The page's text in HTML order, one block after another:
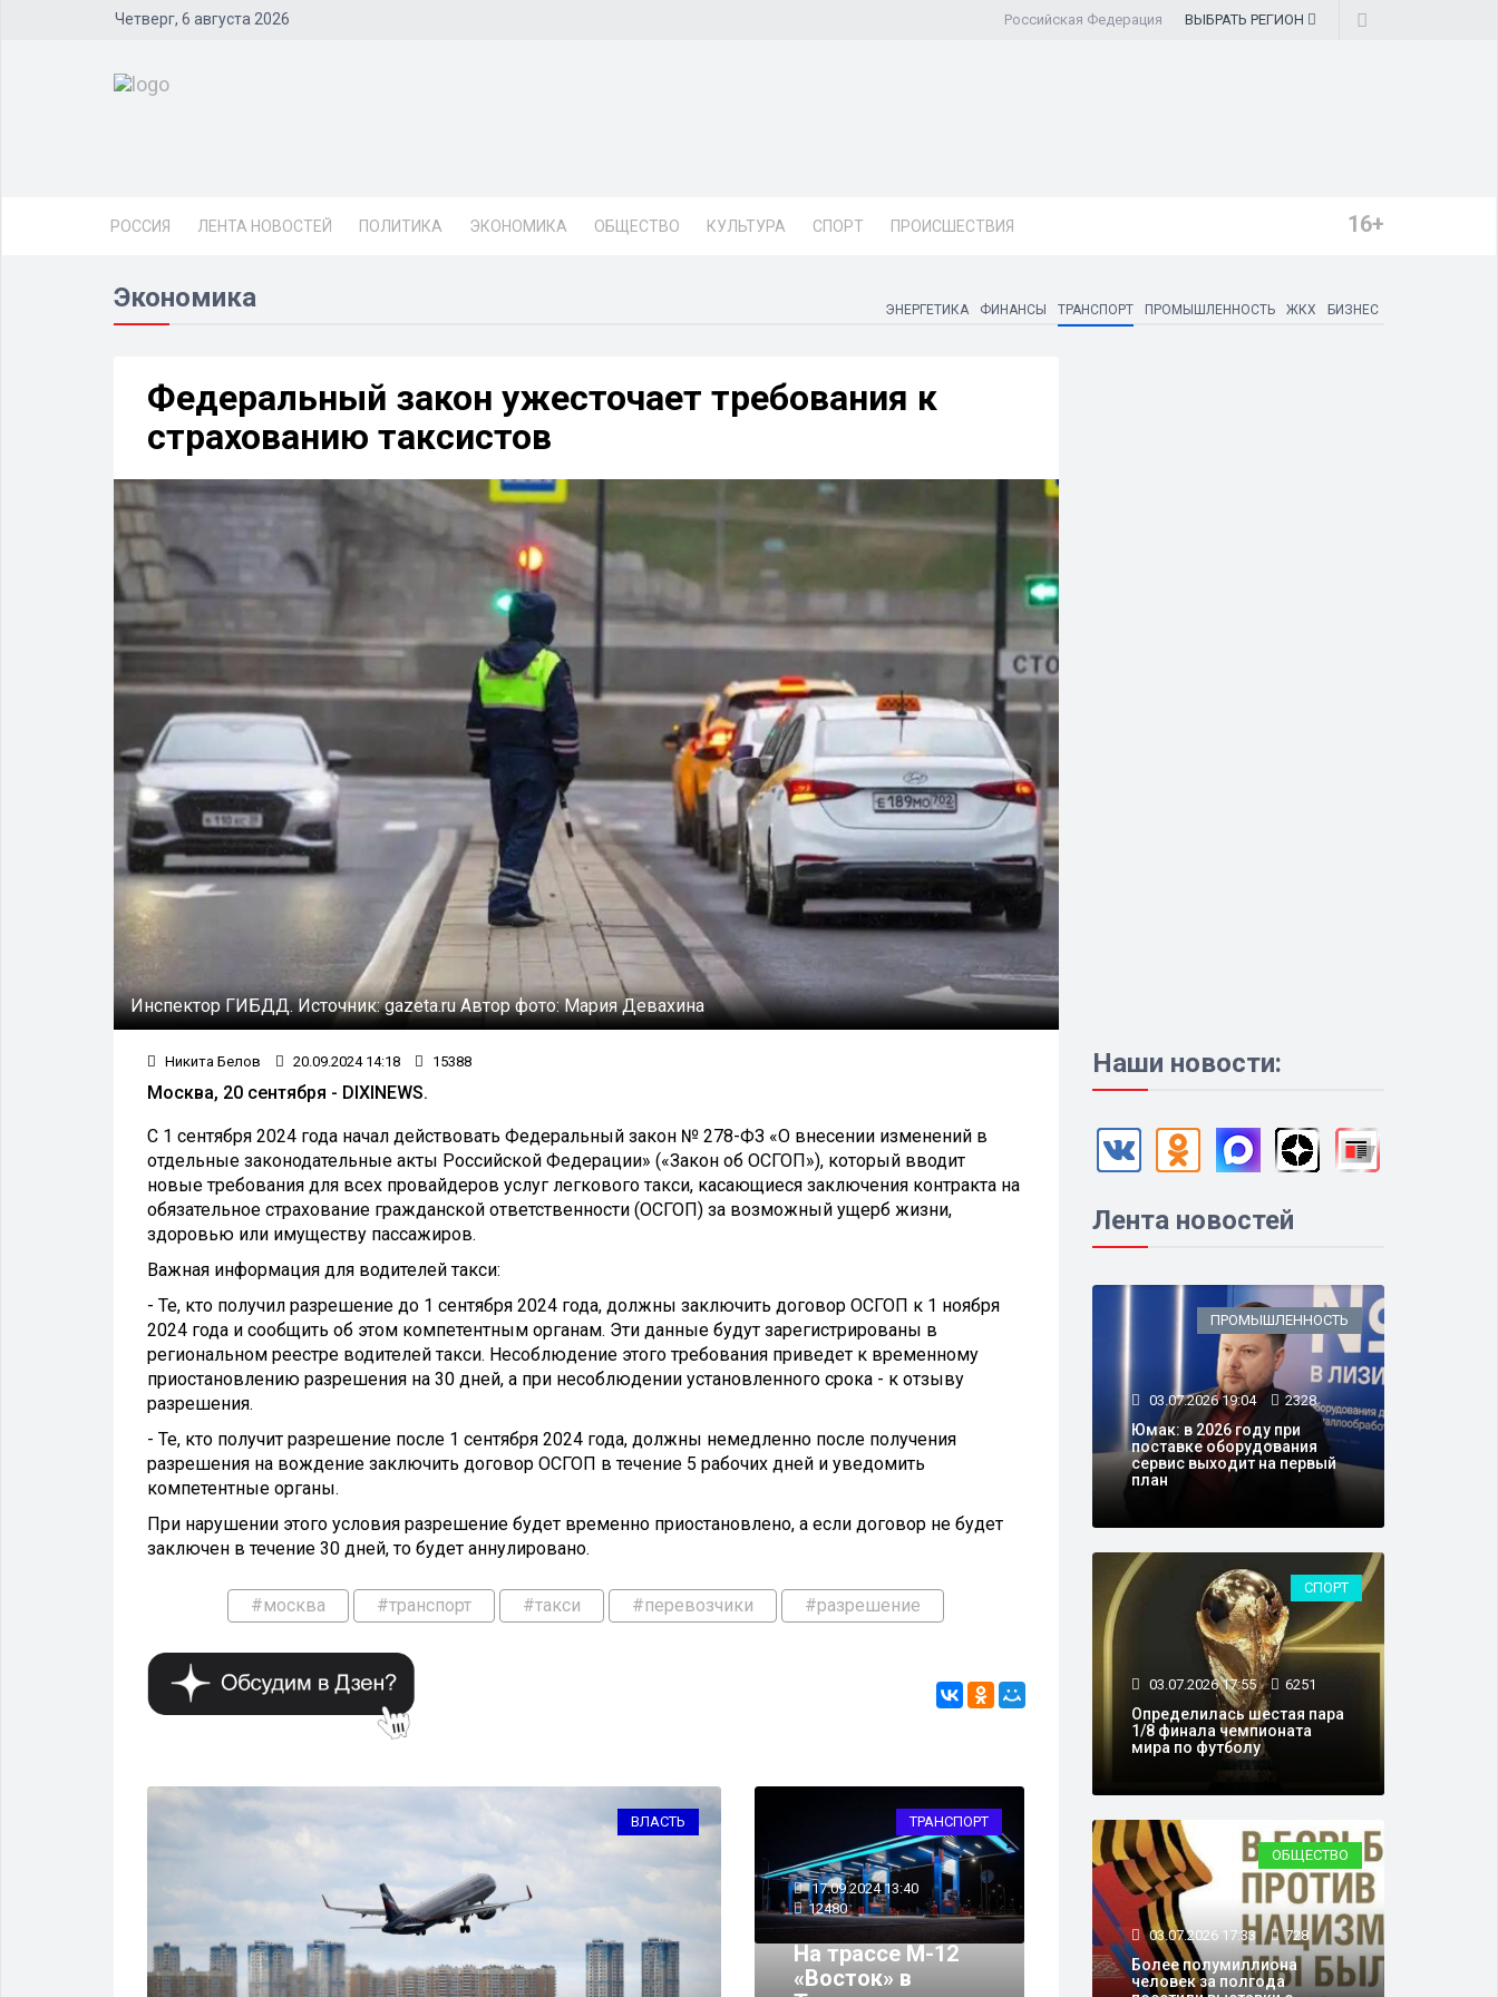
Четверг, 6 августа 2026 Российская Федерация ВЫБРАТЬ РЕГИОН
РОССИЯ ЛЕНТА НОВОСТЕЙ ПОЛИТИКА ЭКОНОМИКА ОБЩЕСТВО КУЛЬТУРА СПОРТ ПРОИСШЕСТВИЯ 16+
Экономика ЭНЕРГЕТИКА ФИНАНСЫ ТРАНСПОРТ ПРОМЫШЛЕННОСТЬ ЖКХ БИЗНЕС
Федеральный закон ужесточает требования к
страхованию таксистов
Инспектор ГИБДД.Источник:gazeta.ruАвтор фото:Мария Девахина
Никита Белов 20.09.2024 14:18 15388
Москва, 20 сентября - DIXINEWS.
С 1 сентября 2024 года начал действовать Федеральный закон № 278-ФЗ «О внесении изменений в
отдельные законодательные акты Российской Федерации» («Закон об ОСГОП»), который вводит
новые требования для всех провайдеров услуг легкового такси, касающиеся заключения контракта на
обязательное страхование гражданской ответственности (ОСГОП) за возможный ущерб жизни,
здоровью или имуществу пассажиров.
Важная информация для водителей такси:
- Те, кто получил разрешение до 1 сентября 2024 года, должны заключить договор ОСГОП к 1 ноября
2024 года и сообщить об этом компетентным органам. Эти данные будут зарегистрированы в
региональном реестре водителей такси. Несоблюдение этого требования приведет к временному
приостановлению разрешения на 30 дней, а при несоблюдении установленного срока - к отзыву
разрешения.
- Те, кто получит разрешение после 1 сентября 2024 года, должны немедленно после получения
разрешения на вождение заключить договор ОСГОП в течение 5 рабочих дней и уведомить
компетентные органы.
При нарушении этого условия разрешение будет временно приостановлено, а если договор не будет
заключен в течение 30 дней, то будет аннулировано.
#москва #транспорт #такси #перевозчики #разрешение
ТЕХНОЛОГИИ И НАУКА ТРАНСПОРТ
ТРАНСПОРТ
17.09.2024 13:40
12480
На трассе М-12
«Восток» в
Наши новости:
Лента новостей
ПРОМЫШЛЕННОСТЬ
03.07.2026 19:04 2328
Юмак: в 2026 году при
поставке оборудования
сервис выходит на первый
план
СПОРТ
03.07.2026 17:55 6251
Определилась шестая пара
1/8 финала чемпионата
мира по футболу
ОБЩЕСТВО
03.07.2026 17:33 728
Более полумиллиона
человек за полгода